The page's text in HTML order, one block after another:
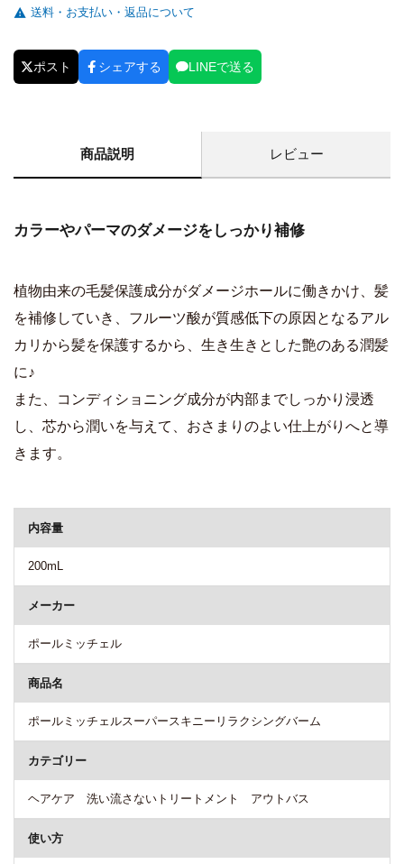
送料・お支払い・返品について
ポスト シェアする LINEで送る
商品説明 レビュー
カラーやパーマのダメージをしっかり補修
植物由来の毛髪保護成分がダメージホールに働きかけ、髪
を補修していき、フルーツ酸が質感低下の原因となるアル
カリから髪を保護するから、生き生きとした艶のある潤髪
に♪
また、コンディショニング成分が内部までしっかり浸透
し、芯から潤いを与えて、おさまりのよい仕上がりへと導
きます。
内容量
200mL
メーカー
ポールミッチェル
商品名
ポールミッチェルスーパースキニーリラクシングバーム
カテゴリー
ヘアケア 洗い流さないトリートメント アウトバス
使い方